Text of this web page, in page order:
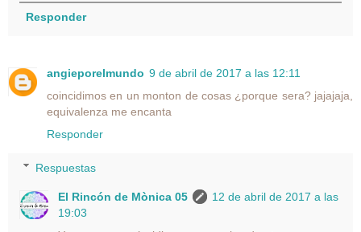
Responder
angieporelmundo 9 de abril de 2017 a las 12:11
coincidimos en un monton de cosas ¿porque sera? jajajaja,
equivalenza me encanta
Responder
Respuestas
El Rincón de Mònica 05
12 de abril de 2017 a las
19:03